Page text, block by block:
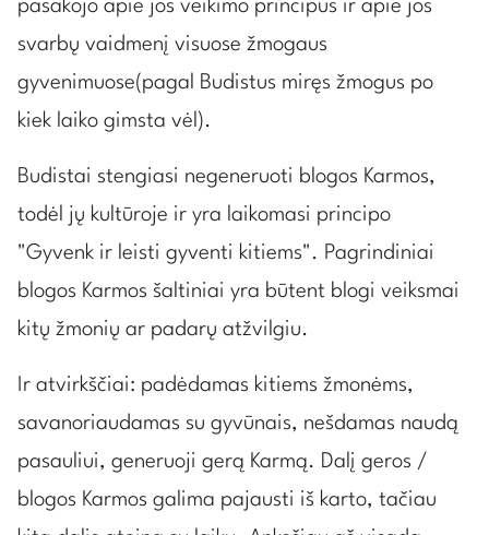
pasakojo apie jos veikimo principus ir apie jos
svarbų vaidmenį visuose žmogaus
gyvenimuose(pagal Budistus miręs žmogus po
kiek laiko gimsta vėl).
Budistai stengiasi negeneruoti blogos Karmos,
todėl jų kultūroje ir yra laikomasi principo
"Gyvenk ir leisti gyventi kitiems". Pagrindiniai
blogos Karmos šaltiniai yra būtent blogi veiksmai
kitų žmonių ar padarų atžvilgiu.
Ir atvirkščiai: padėdamas kitiems žmonėms,
savanoriaudamas su gyvūnais, nešdamas naudą
pasauliui, generuoji gerą Karmą. Dalį geros /
blogos Karmos galima pajausti iš karto, tačiau